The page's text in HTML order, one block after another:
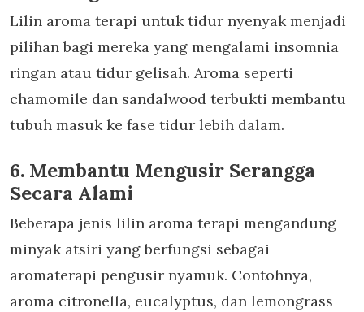
Lilin aroma terapi untuk tidur nyenyakmenjadi
pilihan bagi mereka yang mengalami insomnia
ringan atau tidur gelisah. Aroma seperti
chamomile dan sandalwood terbukti membantu
tubuh masuk ke fase tidur lebih dalam.
6. Membantu Mengusir Serangga
Secara Alami
Beberapa jenis lilin aroma terapi mengandung
minyak atsiri yang berfungsi sebagai
aromaterapi pengusir nyamuk. Contohnya,
aroma citronella, eucalyptus, dan lemongrass